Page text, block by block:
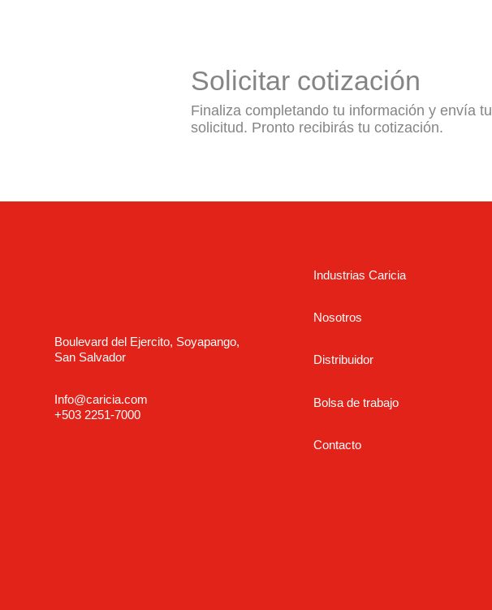
Solicitar cotización
Finaliza completando tu información y envía tu
solicitud. Pronto recibirás tu cotización.
Boulevard del Ejercito, Soyapango,
San Salvador
Info@caricia.com
+503 2251-7000
Industrias Caricia
Nosotros
Distribuidor
Bolsa de trabajo
Contacto